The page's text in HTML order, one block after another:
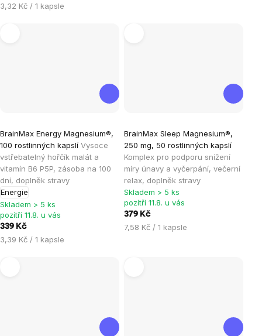
Měrná
3,32 Kč / 1 kapsle
BrainMax Energy Magnesium®,
100 rostlinných kapslí Vysoce
vstřebatelný hořčík malát a
vitamín B6 P5P, zásoba na 100
dní, doplněk stravy
Energie
hodnocení
produktu
je
5,0
z
5
hvězdiček.
Skladem > 5 ks
pozítří 11.8. u vás
339 Kč
Měrná
3,39 Kč / 1 kapsle
BrainMax Sleep Magnesium®,
250 mg, 50 rostlinných kapslí
Komplex pro podporu snížení
míry únavy a vyčerpání, večerní
relax, doplněk stravy
hodnocení
produktu
je
4,6
z
5
hvězdiček.
Skladem > 5 ks
pozítří 11.8. u vás
379 Kč
Měrná
7,58 Kč / 1 kapsle